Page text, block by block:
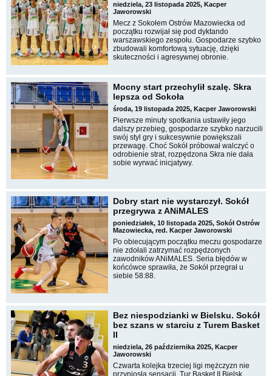
niedziela, 23 listopada 2025, Kacper
Jaworowski
Mecz z Sokołem Ostrów Mazowiecka od
początku rozwijał się pod dyktando
warszawskiego zespołu. Gospodarze szybko
zbudowali komfortową sytuację, dzięki
skuteczności i agresywnej obronie.
Mocny start przechylił szalę. Skra
lepsza od Sokoła
środa, 19 listopada 2025, Kacper Jaworowski
Pierwsze minuty spotkania ustawiły jego
dalszy przebieg, gospodarze szybko narzucili
swój styl gry i sukcesywnie powiększali
przewagę. Choć Sokół próbował walczyć o
odrobienie strat, rozpędzona Skra nie dała
sobie wyrwać inicjatywy.
Dobry start nie wystarczył. Sokół
przegrywa z ANiMALES
poniedziałek, 10 listopada 2025, Sokół Ostrów
Mazowiecka, red. Kacper Jaworowski
Po obiecującym początku meczu gospodarze
nie zdołali zatrzymać rozpędzonych
zawodników ANiMALES. Seria błędów w
końcówce sprawiła, że Sokół przegrał u
siebie 58:88.
Bez niespodzianki w Bielsku. Sokół
bez szans w starciu z Turem Basket
II
niedziela, 26 października 2025, Kacper
Jaworowski
Czwarta kolejka trzeciej ligi mężczyzn nie
przyniosła sensacji. Tur Basket II Bielsk